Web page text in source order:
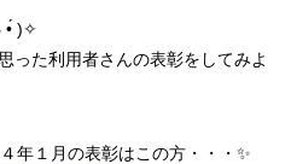
•́ )✧
った利用者さんの表彰をしてみよ
年１月の表彰はこの方・・・✨